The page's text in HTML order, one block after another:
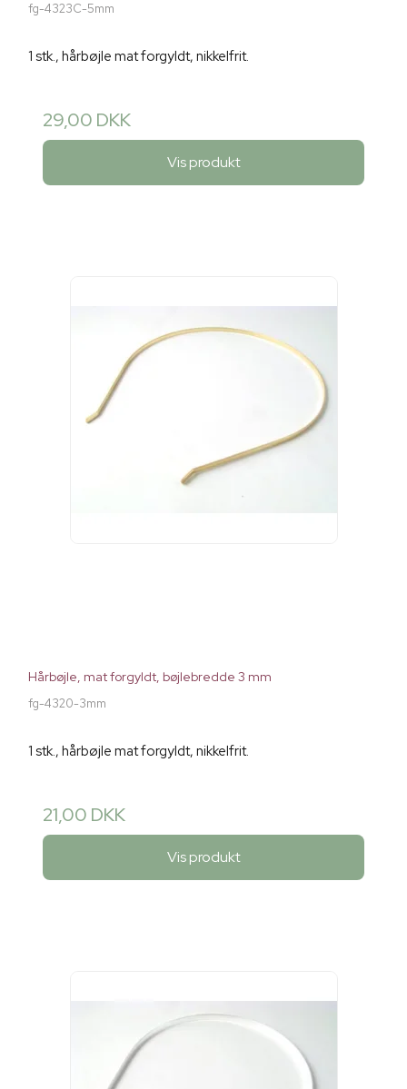
fg-4323C-5mm
1 stk., hårbøjle mat forgyldt, nikkelfrit.
29,00 DKK
Vis produkt
Hårbøjle, mat forgyldt, bøjlebredde 3 mm
fg-4320-3mm
1 stk., hårbøjle mat forgyldt, nikkelfrit.
21,00 DKK
Vis produkt